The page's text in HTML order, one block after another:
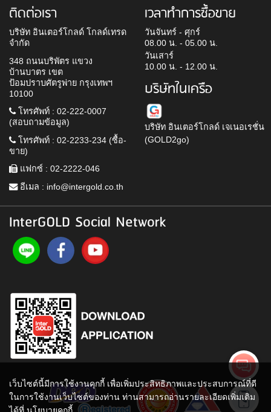
ติดต่อเรา
บริษัท อินเตอร์โกลด์ โกลด์เทรด
จำกัด
348 ถนนบริพัตร แขวง
บ้านบาตร เขต
ป้อมปราบศัตรูพ่าย กรุงเทพฯ
10100
โทรศัพท์ : 02-222-0007
(สอบถามข้อมูล)
โทรศัพท์ : 02-2233-234 (ซื้อ-
ขาย)
แฟกซ์ : 02-2222-046
อีเมล : info@intergold.co.th
เวลาทำการซื้อขาย
วันจันทร์ - ศุกร์
08.00 น. - 05.00 น.
วันเสาร์
10.00 น. - 12.00 น.
บริษัทในเครือ
บริษัท อินเตอร์โกลด์ เจเนอเรชั่น
(GOLD2go)
InterGOLD Social Network
เว็บไซต์นี้มีการใช้งานคุกกี้ เพื่อเพิ่มประสิทธิภาพและประสบการณ์ที่ดี
ในการใช้งานเว็บไซต์ของท่าน ท่านสามารถอ่านรายละเอียดเพิ่มเติม